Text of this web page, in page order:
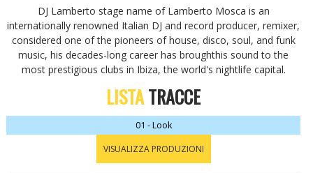
DJ Lamberto stage name of Lamberto Mosca is an
internationally renowned Italian DJ and record producer, remixer,
considered one of the pioneers of house, disco, soul, and funk
music, his decades-long career has broughthis sound to the
most prestigious clubs in Ibiza, the world's nightlife capital.
LISTATRACCE
01 - Look
VISUALIZZA PRODUZIONI